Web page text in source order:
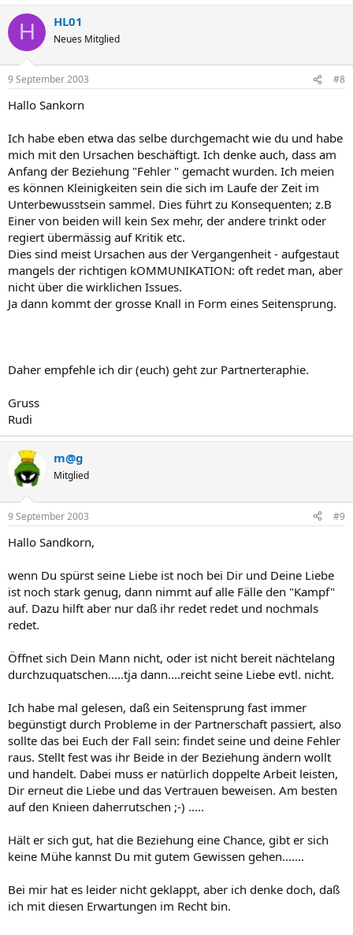
H HL01
Neues Mitglied
9 September 2003 #8
Hallo Sankorn
Ich habe eben etwa das selbe durchgemacht wie du und habe
mich mit den Ursachen beschäftigt. Ich denke auch, dass am
Anfang der Beziehung "Fehler " gemacht wurden. Ich meien
es können Kleinigkeiten sein die sich im Laufe der Zeit im
Unterbewusstsein sammel. Dies führt zu Konsequenten; z.B
Einer von beiden will kein Sex mehr, der andere trinkt oder
regiert übermässig auf Kritik etc.
Dies sind meist Ursachen aus der Vergangenheit - aufgestaut
mangels der richtigen kOMMUNIKATION: oft redet man, aber
nicht über die wirklichen Issues.
Ja dann kommt der grosse Knall in Form eines Seitensprung.
Daher empfehle ich dir (euch) geht zur Partnerteraphie.
Gruss
Rudi
m@g
Mitglied
9 September 2003 #9
Hallo Sandkorn,
wenn Du spürst seine Liebe ist noch bei Dir und Deine Liebe
ist noch stark genug, dann nimmt auf alle Fälle den "Kampf"
auf. Dazu hilft aber nur daß ihr redet redet und nochmals
redet.
Öffnet sich Dein Mann nicht, oder ist nicht bereit nächtelang
durchzuquatschen.....tja dann....reicht seine Liebe evtl. nicht.
Ich habe mal gelesen, daß ein Seitensprung fast immer
begünstigt durch Probleme in der Partnerschaft passiert, also
sollte das bei Euch der Fall sein: findet seine und deine Fehler
raus. Stellt fest was ihr Beide in der Beziehung ändern wollt
und handelt. Dabei muss er natürlich doppelte Arbeit leisten,
Dir erneut die Liebe und das Vertrauen beweisen. Am besten
auf den Knieen daherrutschen ;-) .....
Hält er sich gut, hat die Beziehung eine Chance, gibt er sich
keine Mühe kannst Du mit gutem Gewissen gehen.......
Bei mir hat es leider nicht geklappt, aber ich denke doch, daß
ich mit diesen Erwartungen im Recht bin.